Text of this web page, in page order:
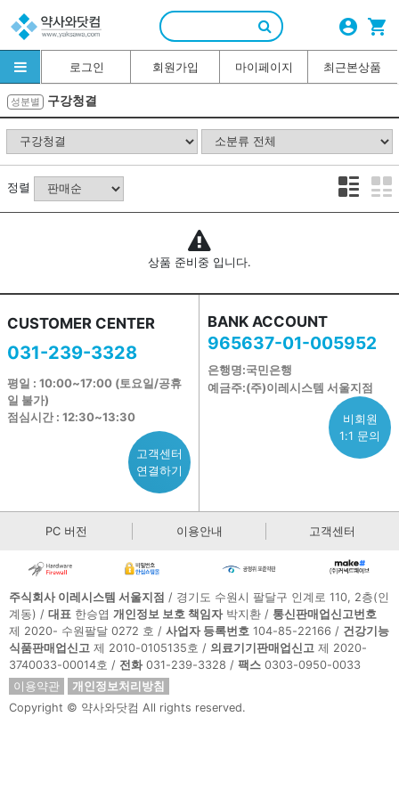
account_circle shopping_cart
로그인 회원가입 마이페이지 최근본상품
성분별 구강청결
정렬
상품 준비중 입니다.
CUSTOMER CENTER
031-239-3328
평일 : 10:00~17:00 (토요일/공휴
일 불가)
점심시간 : 12:30~13:30
고객센터
연결하기
BANK ACCOUNT
965637-01-005952
은행명:국민은행
예금주:(주)이레시스템 서울지점
비회원
1:1 문의
PC 버전 이용안내 고객센터
주식회사 이레시스템 서울지점 / 경기도 수원시 팔달구 인계로 110, 2층(인
계동) / 대표 한승엽 개인정보 보호 책임자박지환 / 통신판매업신고번호
제 2020- 수원팔달 0272 호 / 사업자 등록번호 104-85-22166 / 건강기능
식품판매업신고 제 2010-0105135호 / 의료기기판매업신고 제 2020-
3740033-00014호 / 전화031-239-3328 / 팩스 0303-0950-0033
이용약관
개인정보처리방침
Copyright © 약사와닷컴 All rights reserved.